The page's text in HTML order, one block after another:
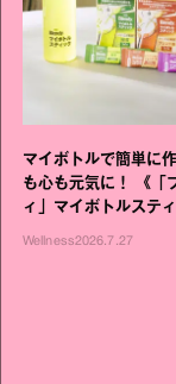
マイボトルで簡単に
も心も元気に！ 《「
ィ」マイボトルステ
いこと毎日》シリー
Wellness2026.7.27